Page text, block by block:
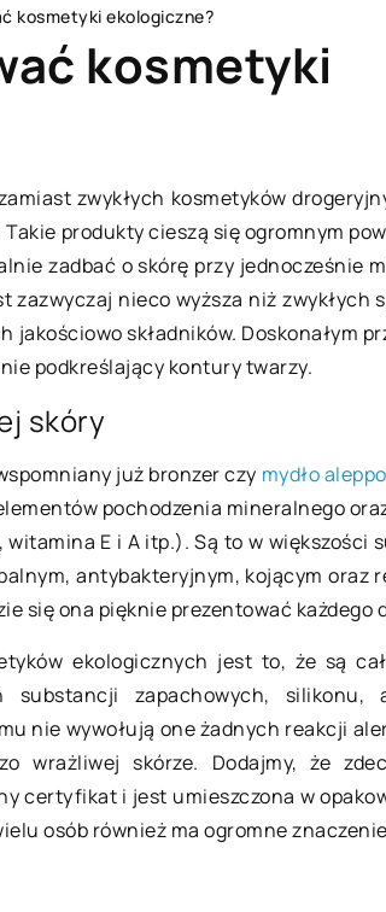
kosmetyki ekologiczne?
kosmetyki
zwykłych kosmetyków
produkty cieszą się ogromnym
zadbać o skórę przy jednocześnie
zazwyczaj nieco wyższa niż zwykłych
składników. Doskonałym
podkreślający kontury twarzy.
skóry
już bronzer czy mydło
pochodzenia mineralnego
E i A itp.). Są to w większości
antybakteryjnym, kojącym oraz
się ona pięknie prezentować każdego
ekologicznych jest to, że są
substancji zapachowych, silikonu,
nie wywołują one żadnych reakcji
wrażliwej skórze. Dodajmy, że
certyfikat i jest umieszczona w
osób również ma ogromne
na walkę ze
z którym wiele
zmaga się już
Problem nasila
[…]
Jakie
urozmaicić
w powrocie
(zarówno
wskutek na